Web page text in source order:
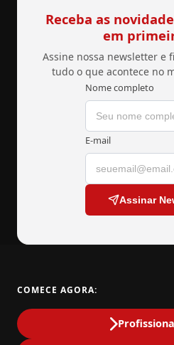
Receba as
em
Assine nossa newsletter e
tudo o que acontece no
Nome completo
E-mail
Assinar
COMECE AGORA: